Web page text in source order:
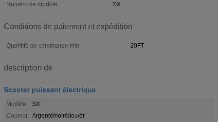
Numéro de modèle:
SX
Conditions de paiement et expédition
Quantité de commande min: 20FT
description de
Scooter puissant électrique
Modèle:
SX
Couleur: Argenté/noir/bleu/or